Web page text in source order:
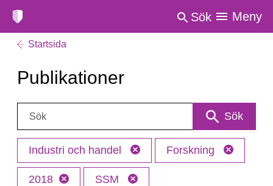
Sök Meny
Startsida
Publikationer
Sök: Sök
Industri och handel Forskning
2018 SSM